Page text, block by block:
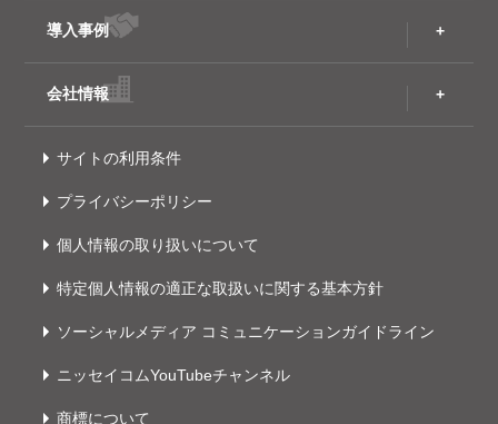
導入事例
会社情報
サイトの利用条件
プライバシーポリシー
個人情報の取り扱いについて
特定個人情報の適正な取扱いに関する基本方針
ソーシャルメディア コミュニケーションガイドライン
ニッセイコムYouTubeチャンネル
商標について